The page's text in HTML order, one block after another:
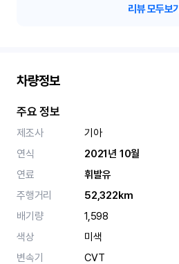
리뷰 모두보기
차량정보
주요 정보
제조사
기아
연식
2021년 10월
연료
휘발유
주행거리
52,322km
배기량
1,598
색상
미색
변속기
CVT